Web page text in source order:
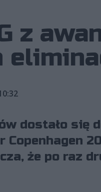
z
dostało się
Copenhagen
że po raz